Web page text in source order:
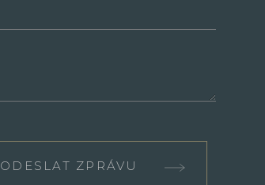
ODESLAT ZPRÁVU